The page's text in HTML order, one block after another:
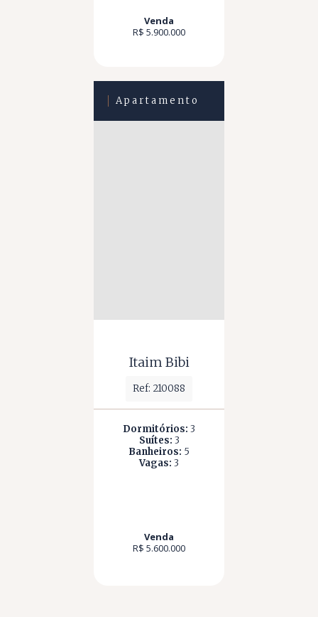
Venda
R$ 5.900.000
Apartamento
Itaim Bibi
Ref: 210088
Dormitórios: 3
Suítes: 3
Banheiros: 5
Vagas: 3
Venda
R$ 5.600.000